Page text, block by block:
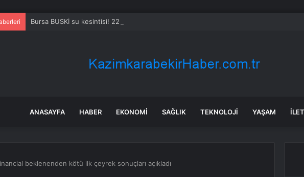
Bursa BUSKİ su kesintisi! 22-23 Temmuz Bursa’da su kesintisi ne zaman bitecek, sular
ANASAYFA HABER EKONOMI SAĞLIK TEKNOLOJI YAŞAM
beklenenden kötü ilk çeyrek sonuçları açıkladı